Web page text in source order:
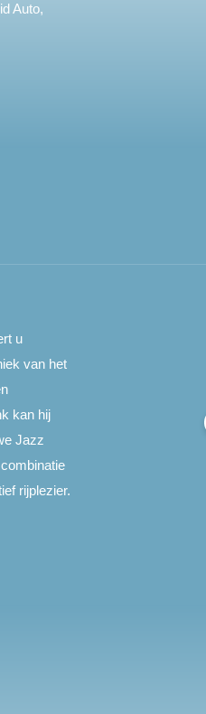
Auto,
u
van het
kan hij
Jazz
rijplezier.